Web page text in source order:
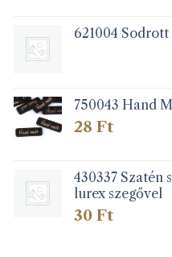
621004
750043 Hand
28Ft
430337 Szatén
lurex szegővel
30Ft